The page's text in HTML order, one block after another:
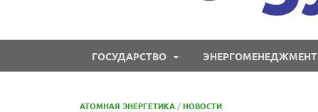
ГОСУДАРСТВО ЭНЕРГОМЕНЕДЖМЕНТ
АТОМНАЯ ЭНЕРГЕТИКА /НОВОСТИ